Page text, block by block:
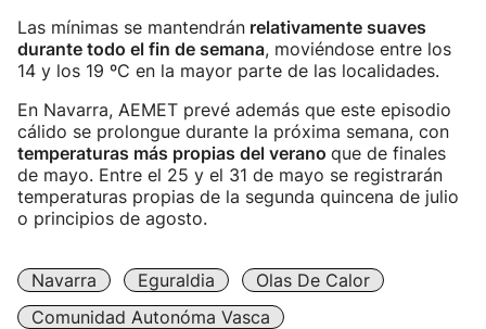
Las mínimas se mantendrán relativamente suaves
durante todo el fin de semana, moviéndose entre los
14 y los 19 ºC en la mayor parte de las localidades.
En Navarra, AEMET prevé además que este episodio
cálido se prolongue durante la próxima semana, con
temperaturas más propias del verano que de finales
de mayo. Entre el 25 y el 31 de mayo se registrarán
temperaturas propias de la segunda quincena de julio
o principios de agosto.
Navarra Eguraldia
Olas De Calor
Comunidad Autonóma Vasca